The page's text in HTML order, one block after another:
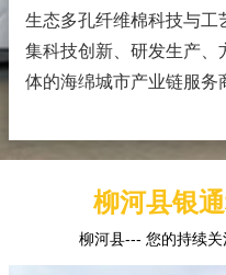
生态多孔纤维棉科技与工
集科技创新、研发生产、
体的海绵城市产业链服务
柳河县银
柳河县--- 您的持续